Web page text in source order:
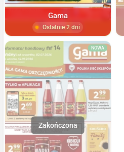
Gama
Ostatnie 2 dni
NOWA